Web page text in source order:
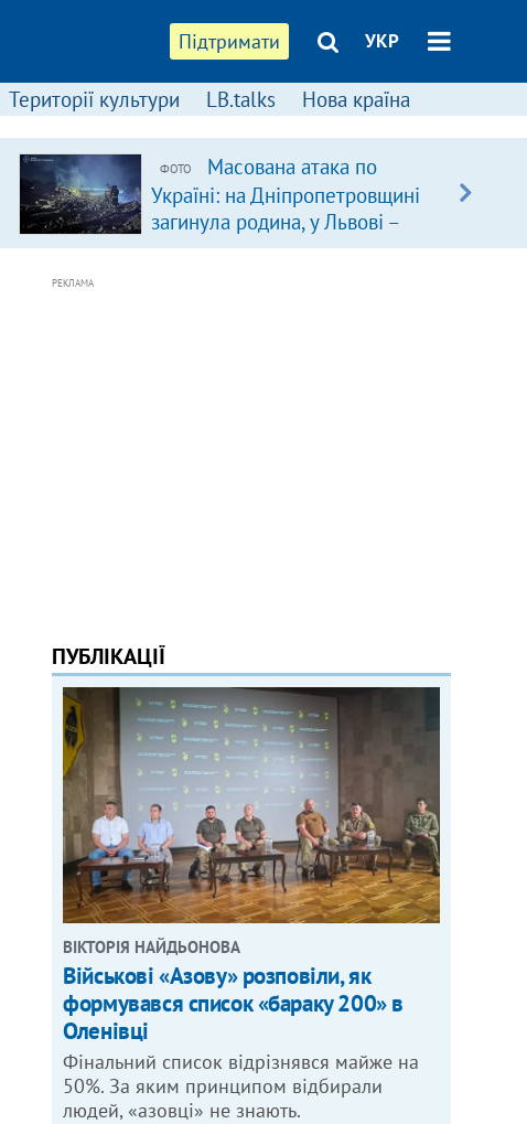
Підтримати УКР
Території культури LB.talks Нова країна
ФОТО
Масована атака по
Україні: на Дніпропетровщині
загинула родина, у Львові –
удар по багатоповерхівках
РЕКЛАМА
ПУБЛІКАЦІЇ
ВІКТОРІЯ НАЙДЬОНОВА
Військові «Азову» розповіли, як
формувався список «бараку 200» в
Оленівці
Фінальний список відрізнявся майже на
50%. За яким принципом відбирали
людей, «азовці» не знають.